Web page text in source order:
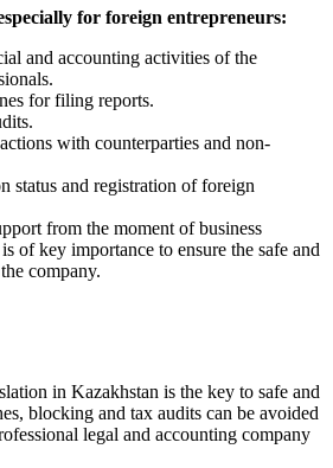
for foreign entrepreneurs:
and accounting activities of the
for filing reports.
with counterparties and non-
status and registration of foreign
from the moment of business
of key importance to ensure the safe and
company.
in Kazakhstan is the key to safe and
blocking and tax audits can be avoided
legal and accounting company